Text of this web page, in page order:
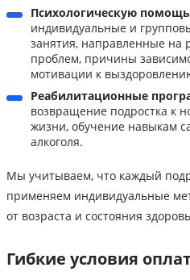
Психологическую помощь
индивидуальные и
занятия, направленные на
проблем, причины
мотивации к
Реабилитационные
возвращение подростка к
жизни, обучение навыкам
алкоголя.
Мы учитываем, что каждый
применяем индивидуальные
от возраста и состояния
Гибкие условия